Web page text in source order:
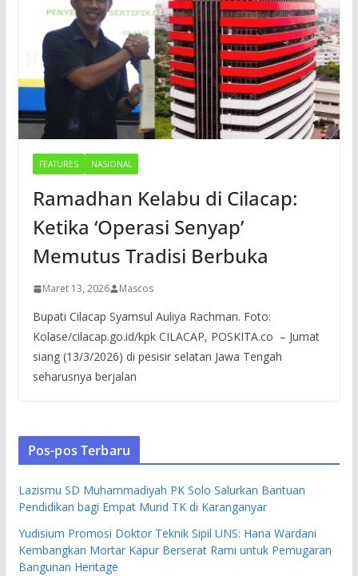
FEATURES NASIONAL
Ramadhan Kelabu di Cilacap:
Ketika ‘Operasi Senyap’
Memutus Tradisi Berbuka
Maret 13, 2026 Mascos
Bupati Cilacap Syamsul Auliya Rachman. Foto:
Kolase/cilacap.go.id/kpk CILACAP, POSKITA.co – Jumat
siang (13/3/2026) di pesisir selatan Jawa Tengah
seharusnya berjalan
Pos-pos Terbaru
Lazismu SD Muhammadiyah PK Solo Salurkan Bantuan
Pendidikan bagi Empat Murid TK di Karanganyar
Yudisium Promosi Doktor Teknik Sipil UNS: Hana Wardani
Kembangkan Mortar Kapur Berserat Rami untuk Pemugaran
Bangunan Heritage